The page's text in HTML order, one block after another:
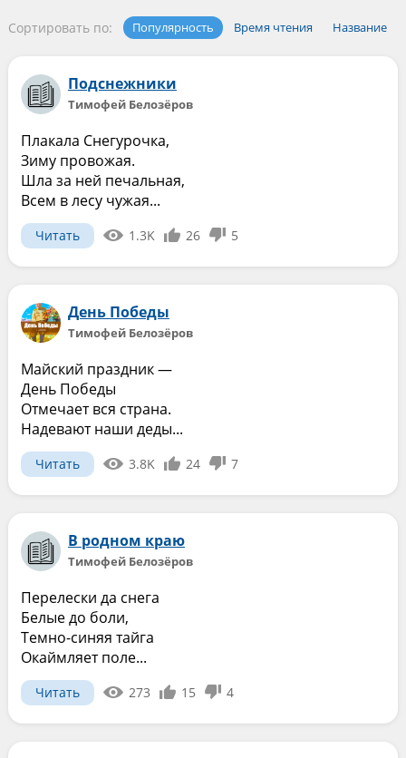
Сортировать по: Популярность Время чтения Название
Подснежники
Тимофей Белозёров
Плакала Снегурочка,
Зиму провожая.
Шла за ней печальная,
Всем в лесу чужая...
Читать 1.3K 26 5
День Победы
Тимофей Белозёров
Майский праздник —
День Победы
Отмечает вся страна.
Надевают наши деды...
Читать 3.8K 24 7
В родном краю
Тимофей Белозёров
Перелески да снега
Белые до боли,
Темно-синяя тайга
Окаймляет поле...
Читать 273 15 4